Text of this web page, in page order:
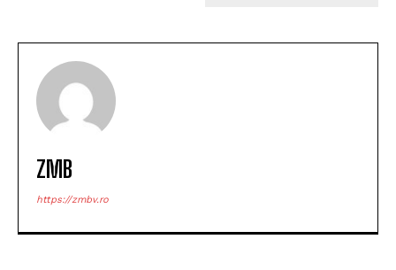
ZMB
https://zmbv.ro